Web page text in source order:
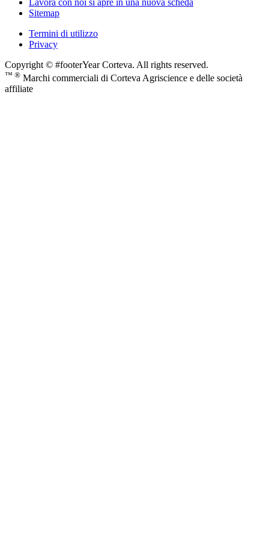
Sitemap
Termini di utilizzo
Privacy
Copyright © #footerYear Corteva. All rights reserved.
™ ® Marchi commerciali di Corteva Agriscience e delle società
affiliate